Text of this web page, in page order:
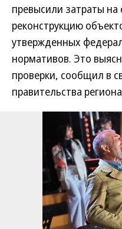
превысили затраты на
реконструкцию
утвержденных
нормативов. Это
проверки, сообщил в
правительства